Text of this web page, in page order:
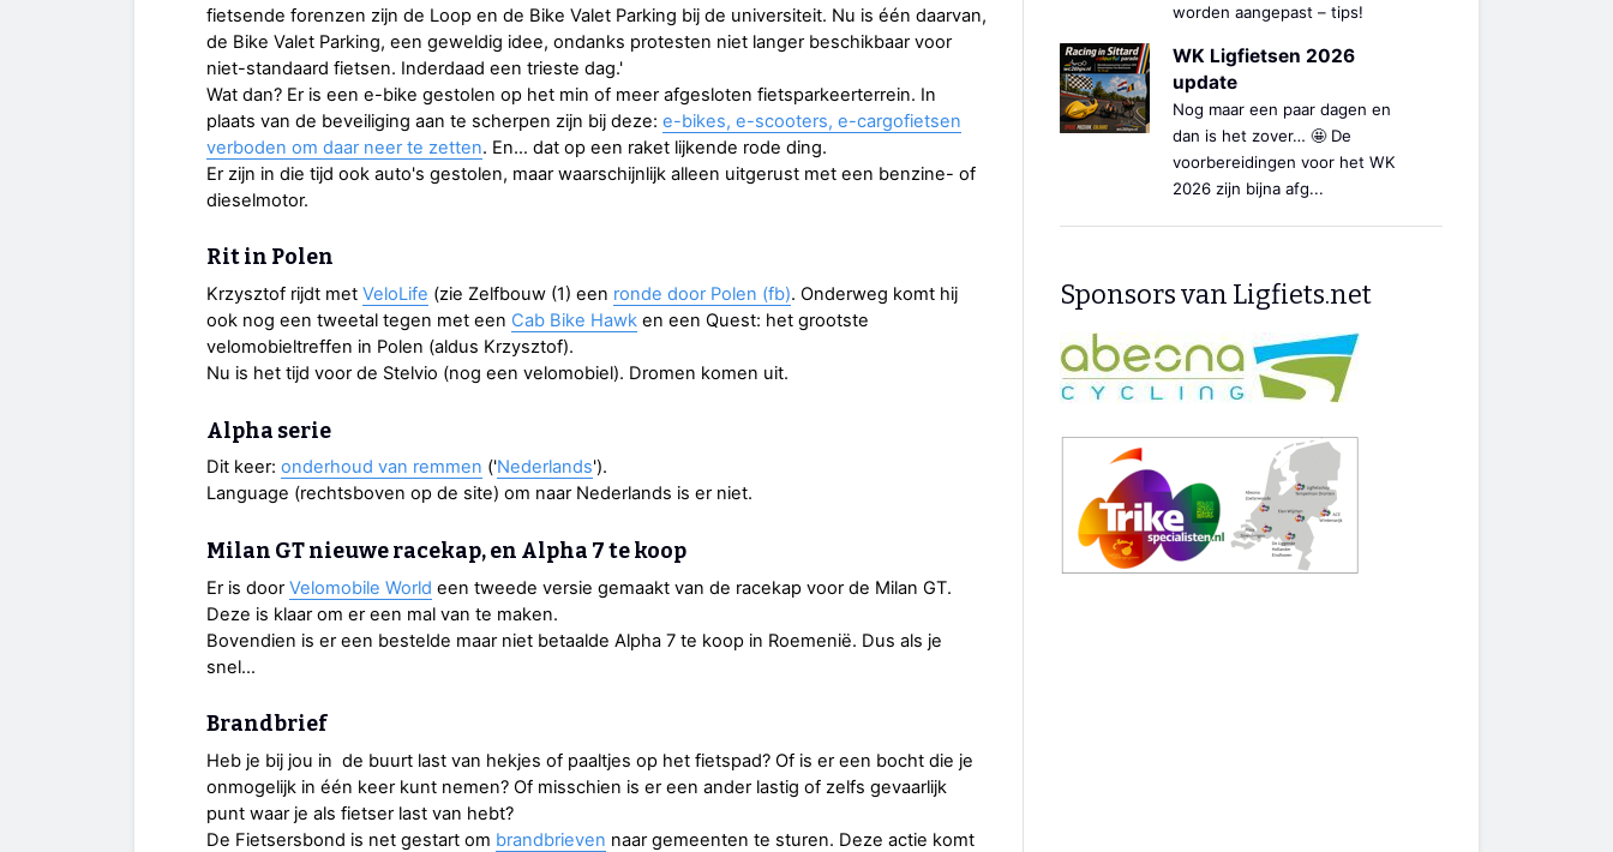
fietsende forenzen zijn de Loop en de Bike Valet Parking bij de universiteit. Nu is één daarvan,
de Bike Valet Parking, een geweldig idee, ondanks protesten niet langer beschikbaar voor
niet-standaard fietsen. Inderdaad een trieste dag.'
Wat dan? Er is een e-bike gestolen op het min of meer afgesloten fietsparkeerterrein. In
plaats van de beveiliging aan te scherpen zijn bij deze: e-bikes, e-scooters, e-cargofietsen
verboden om daar neer te zetten. En… dat op een raket lijkende rode ding.
Er zijn in die tijd ook auto's gestolen, maar waarschijnlijk alleen uitgerust met een benzine- of
dieselmotor.
Rit in Polen
Krzysztof rijdt met VeloLife (zie Zelfbouw (1) een ronde door Polen (fb). Onderweg komt hij
ook nog een tweetal tegen met een Cab Bike Hawk en een Quest: het grootste
velomobieltreffen in Polen (aldus Krzysztof).
Nu is het tijd voor de Stelvio (nog een velomobiel). Dromen komen uit.
Alpha serie
Dit keer: onderhoud van remmen ('Nederlands').
Language (rechtsboven op de site) om naar Nederlands is er niet.
Milan GT nieuwe racekap, en Alpha 7 te koop
Er is doorVelomobile World een tweede versie gemaakt van de racekap voor de Milan GT.
Deze is klaar om er een mal van te maken.
Bovendien is er een bestelde maar niet betaalde Alpha 7 te koop in Roemenië. Dus als je
snel…
Brandbrief
Heb je bij jou in de buurt last van hekjes of paaltjes op het fietspad? Of is er een bocht die je
onmogelijk in één keer kunt nemen? Of misschien is er een ander lastig of zelfs gevaarlijk
punt waar je als fietser last van hebt?
De Fietsersbond is net gestart om brandbrieven naar gemeenten te sturen. Deze actie komt
worden aangepast – tips!
WK Ligfietsen 2026
update
Nog maar een paar dagen en
dan is het zover… 🤩 De
voorbereidingen voor het WK
2026 zijn bijna afg...
Sponsors van Ligfiets.net